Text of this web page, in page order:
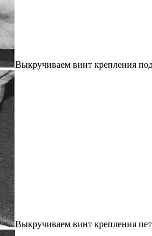
Выкручиваем винт крепления
Выкручиваем винт крепления